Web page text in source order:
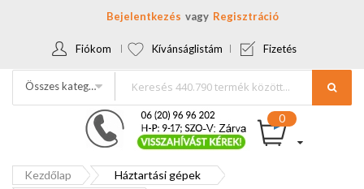
Bejelentkezés Regisztráció
Fiókom Kívánságlistám Fizetés
Összes kategória
Kezdőlap
Háztartási gépek